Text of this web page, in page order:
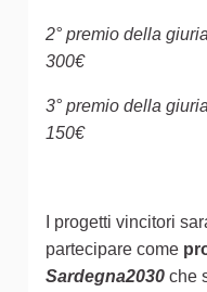
2° premio della
300€
3° premio della
150€
I progetti vincitori
partecipare come
Sardegna2030 che